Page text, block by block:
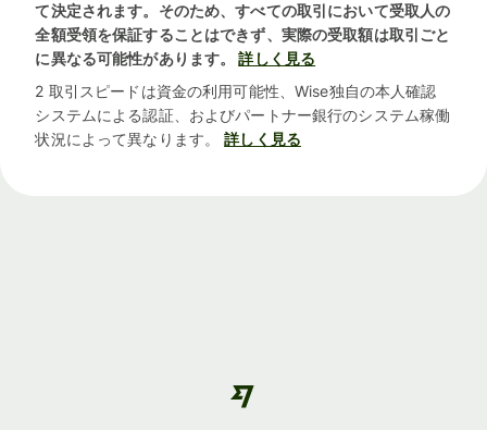
て決定されます。そのため、すべての取引において受取人の
全額受領を保証することはできず、実際の受取額は取引ごと
に異なる可能性があります。
詳しく見る
2 取引スピードは資金の利用可能性、Wise独自の本人確認
システムによる認証、およびパートナー銀行のシステム稼働
状況によって異なります。
詳しく見る